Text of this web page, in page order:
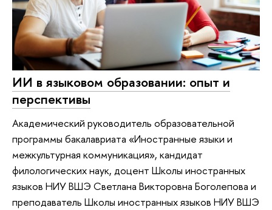
ИИ в языковом образовании: опыт и
перспективы
Академический руководитель образовательной
программы бакалавриата «Иностранные языки и
межкультурная коммуникация», кандидат
филологических наук, доцент Школы иностранных
языков НИУ ВШЭ Светлана Викторовна Боголепова и
преподаватель Школы иностранных языков НИУ ВШЭ